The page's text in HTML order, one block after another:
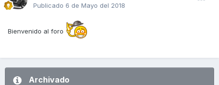
Publicado 6 de Mayo del 2018
Bienvenido al foro
Archivado